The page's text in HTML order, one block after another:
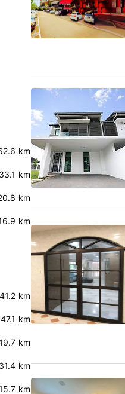
km
33.1 km
km
km
41.2 km
47.1 km
km
31.4 km
km